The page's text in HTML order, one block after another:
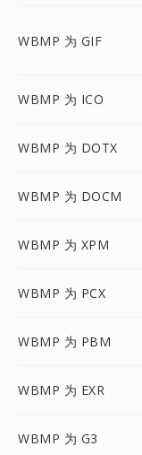
WBMP 为 GIF
WBMP 为 ICO
WBMP 为 DOTX
WBMP 为 DOCM
WBMP 为 XPM
WBMP 为 PCX
WBMP 为 PBM
WBMP 为 EXR
WBMP 为 G3